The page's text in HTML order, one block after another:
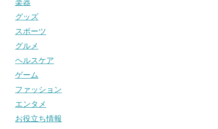
楽器
グッズ
スポーツ
グルメ
ヘルスケア
ゲーム
ファッション
エンタメ
お役立ち情報